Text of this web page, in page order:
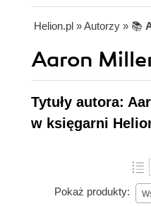
Helion.pl » Autorzy » 📚
Aaron
Tytuły autora:
w księgarni
Pokaż produkty: